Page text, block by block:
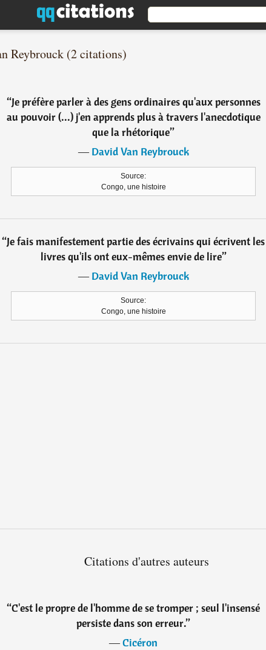
Reybrouck (2 citations)
“Je préfère parler à des gens ordinaires qu'aux personnes
au pouvoir (...) j'en apprends plus à travers l'anecdotique
que la rhétorique”
―David Van Reybrouck
Source:
Congo, une histoire
“Je fais manifestement partie des écrivains qui écrivent les
livres qu'ils ont eux-mêmes envie de lire”
―David Van Reybrouck
Source:
Congo, une histoire
Citations d'autres auteurs
“C'est le propre de l'homme de se tromper ; seul l'insensé
persiste dans son erreur.”
―Cicéron